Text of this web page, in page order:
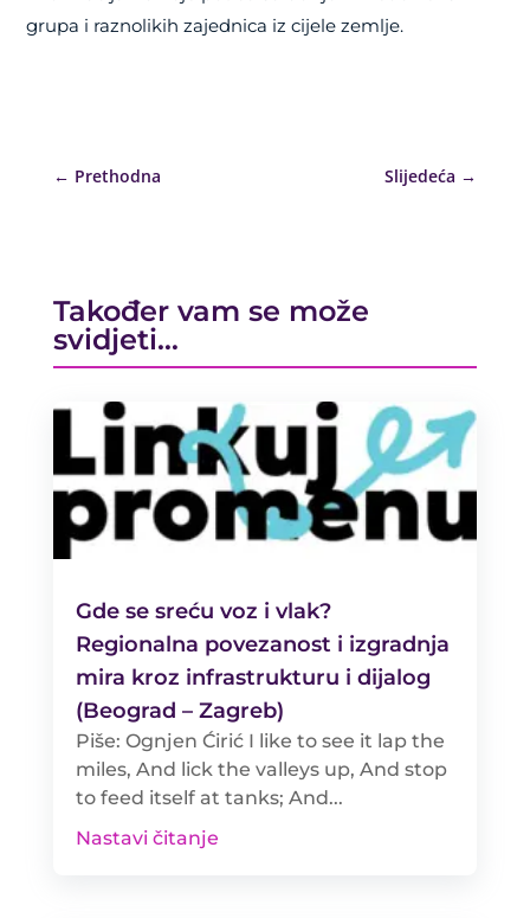
grupa i raznolikih zajednica iz cijele zemlje.
← Prethodna Slijedeća →
Također vam se može
svidjeti…
Gde se sreću voz i vlak?
Regionalna povezanost i izgradnja
mira kroz infrastrukturu i dijalog
(Beograd – Zagreb)
Piše: Ognjen Ćirić I like to see it lap the
miles, And lick the valleys up, And stop
to feed itself at tanks; And...
Nastavi čitanje